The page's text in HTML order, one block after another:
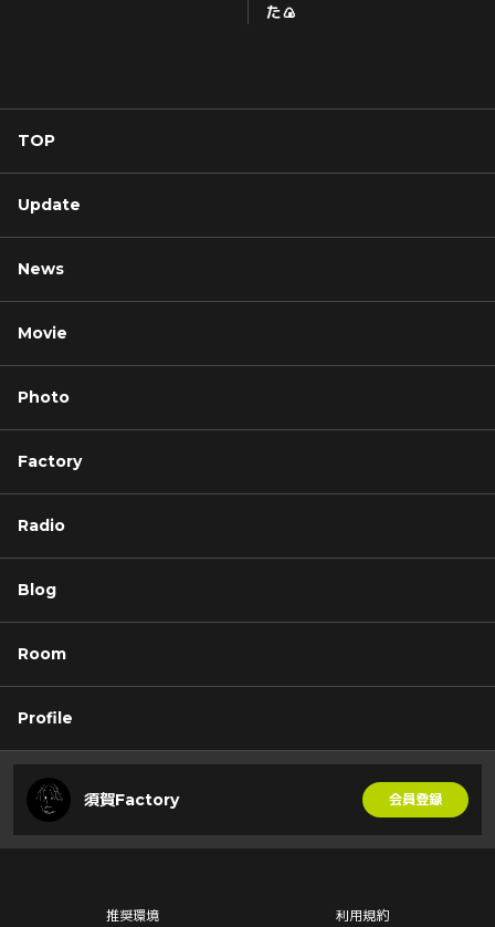
た🍙
TOP
Update
News
Movie
Photo
Factory
Radio
Blog
Room
Profile
須賀Factory 会員登録
推奨環境 利用規約